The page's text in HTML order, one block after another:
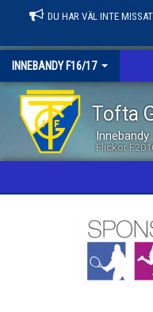
DU HAR VÄL INTE
INNEBANDY F16/17
Tofta
Innebandy
Flickor